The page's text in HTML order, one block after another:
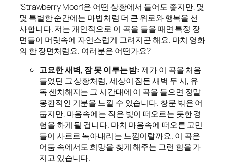
‘Strawberry Moon’은 어떤 상황에서 들어도 좋지만, 몇
몇 특별한 순간에는 마법처럼 더 큰 위로와 행복을 선
사합니다. 저는 개인적으로 이 곡을 들을 때면 특정 장
면들이 머릿속에 자연스럽게 그려지곤 해요. 마치 영화
의 한 장면처럼요. 여러분은 어떤가요?
고요한 새벽, 잠 못 이루는 밤: 제가 이 곡을 처음
들었던 그 상황처럼, 세상이 잠든 새벽 두 시, 유
독 센치해지는 그 시간대에 이 곡을 들으면 정말
몽환적인 기분을 느낄 수 있습니다. 창문 밖은 어
둡지만, 마음속에는 작은 빛이 떠오르는 듯한 경
험을 하게 될 겁니다. 마치 마음속에 떠오른 고민
들이 사르르 녹아내리는 느낌이랄까요. 이 곡은
어둠 속에서도 희망을 찾게 해주는 그런 힘을 가
지고 있습니다.